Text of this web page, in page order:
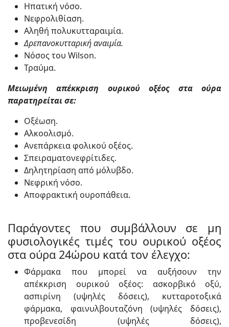
Ηπατική νόσο.
Νεφρολιθίαση.
Αληθή πολυκυτταραιμία.
Δρεπανοκυτταρική αναιμία.
Νόσος του Wilson.
Τραύμα.
Μειωμένη απέκκριση ουρικού οξέος στα ούρα
παρατηρείται σε:
Οξέωση.
Αλκοολισμό.
Ανεπάρκεια φολικού οξέος.
Σπειραματονεφρίτιδες.
Δηλητηρίαση από μόλυβδο.
Νεφρική νόσο.
Αποφρακτική ουροπάθεια.
Παράγοντες που συμβάλλουν σε μη
φυσιολογικές τιμές του ουρικού οξέος
στα ούρα 24ώρου κατά τον έλεγχο:
Φάρμακα που μπορεί να αυξήσουν την
απέκκριση ουρικού οξέος: ασκορβικό οξύ,
ασπιρίνη (υψηλές δόσεις), κυτταροτοξικά
φάρμακα, φαινυλβουταζόνη (υψηλές δόσεις),
προβενεσίδη (υψηλές δόσεις),